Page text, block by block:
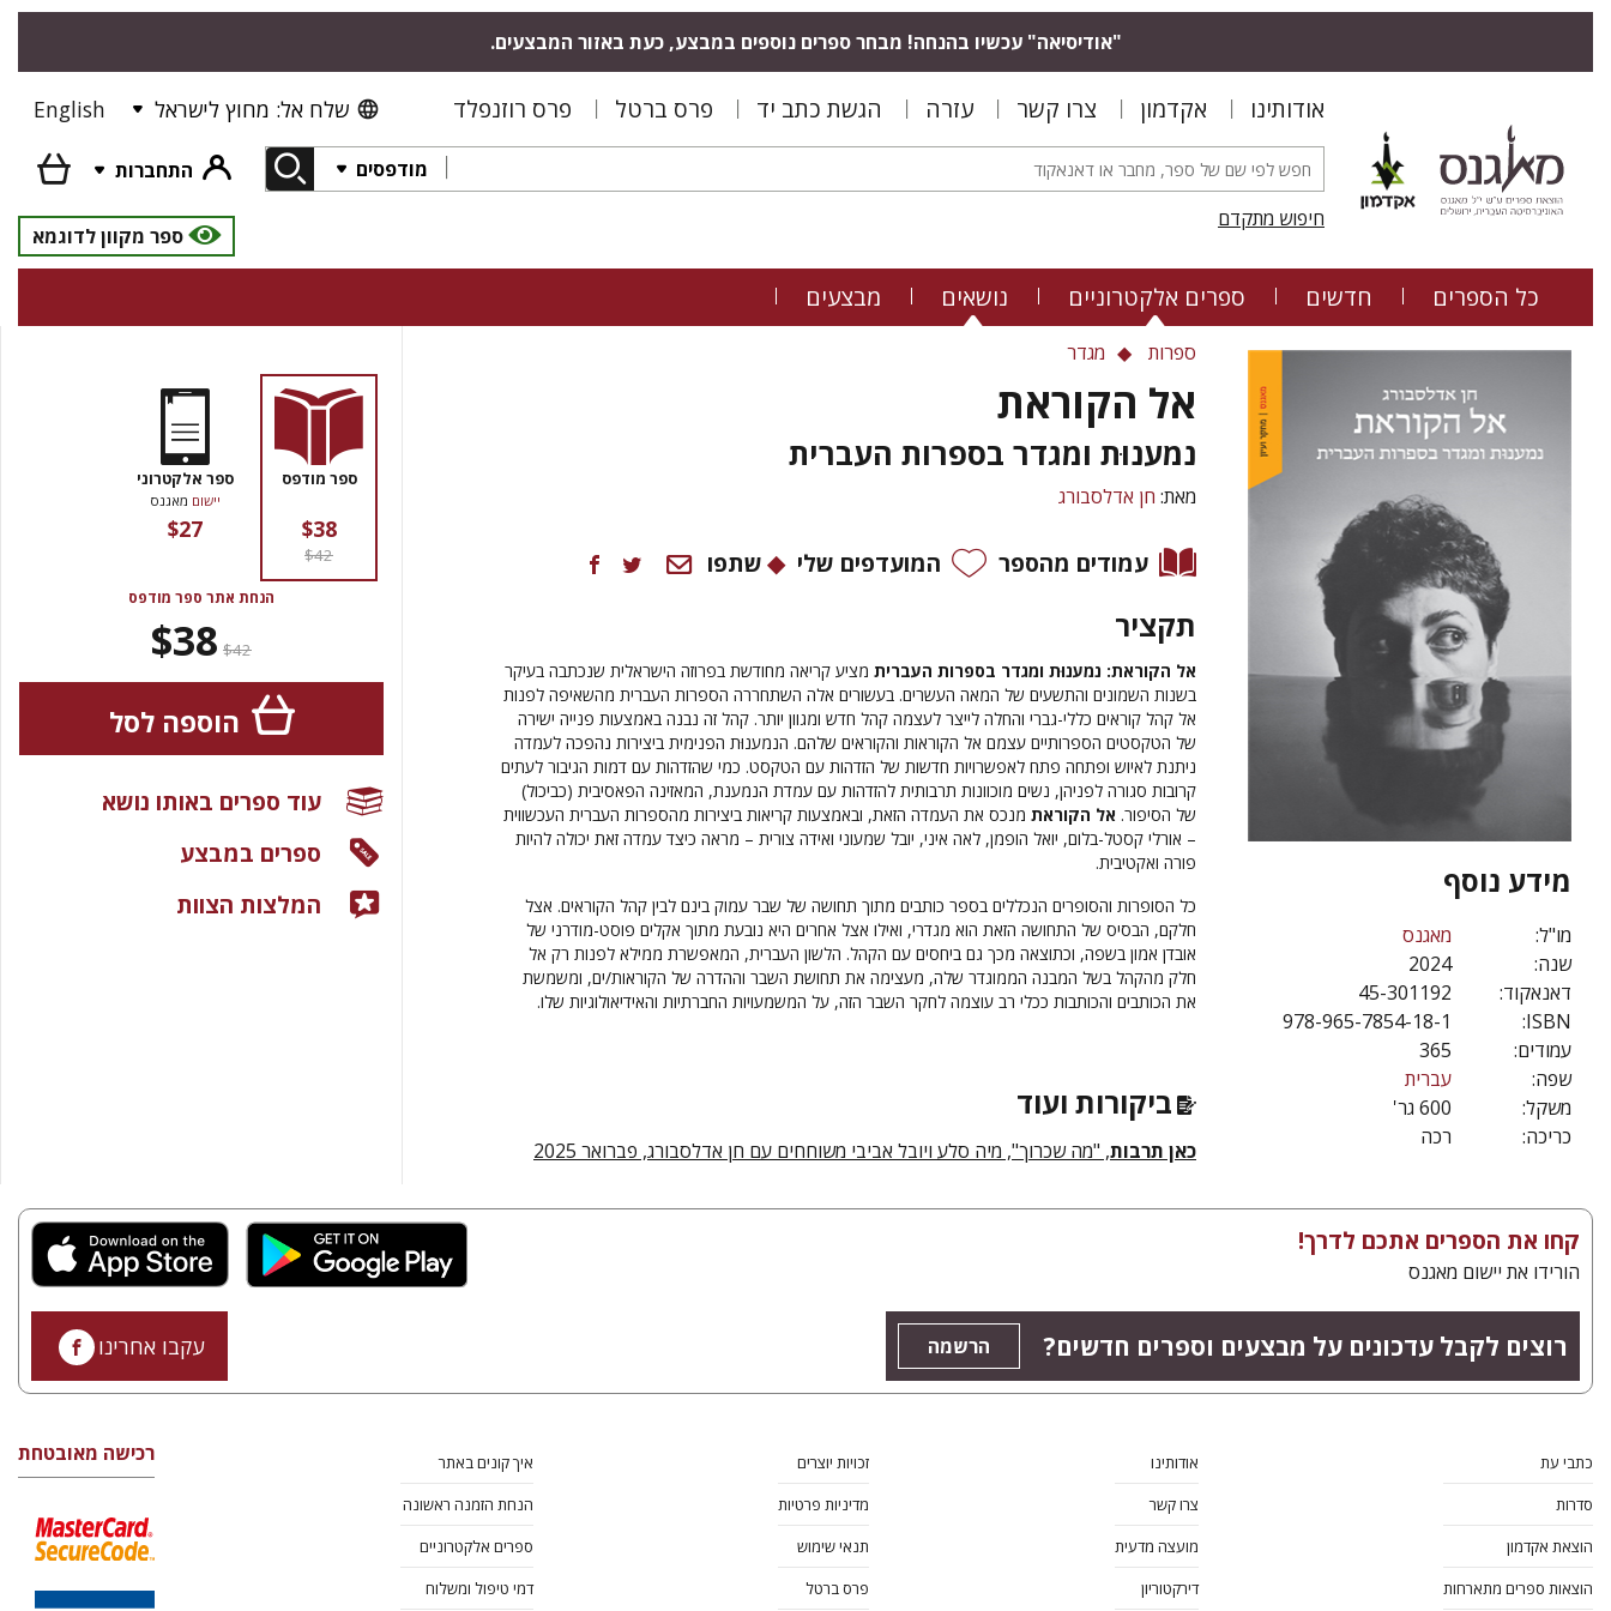
"אודיסיאה" עכשיו בהנחה! מבחר ספרים נוספים במבצע, כעת באזור המבצעים.
אודותינו אקדמון צרו קשר עזרה הגשת כתב יד פרס ברטל פרס רוזנפלד שלח אל: מחוץ לישראל English
מודפסים
התחברות
חיפוש מתקדם
ספר מקוון לדוגמא
כל הספרים חדשים ספרים אלקטרוניים נושאים מבצעים
מידע נוסף
מו"ל:
מאגנס
שנה:
2024
דאנאקוד:
45-301192
ISBN:
978-965-7854-18-1
עמודים:
365
שפה:
עברית
משקל:
600 גר'
כריכה:
רכה
ספרות מגדר
אל הקוראת
נמענוּת ומגדר בספרות העברית
מאת: חן אדלסבורג
עמודים מהספר המועדפים שלי שתפו
תקציר
אל הקוראת: נמענוּת ומגדר בספרות העברית מציע קריאה מחודשת בפרוזה הישראלית שנכתבה בעיקר
בשנות השמונים והתשעים של המאה העשרים. בעשורים אלה השתחררה הספרות העברית מהשאיפה לפנות
אל קהל קוראים כללי-גברי והחלה לייצר לעצמה קהל חדש ומגוון יותר. קהל זה נבנה באמצעות פנייה ישירה
של הטקסטים הספרותיים עצמם אל הקוראות והקוראים שלהם. הנמענוּת הפנימית ביצירות נהפכה לעמדה
ניתנת לאיוש ופתחה פתח לאפשרויות חדשות של הזדהות עם הטקסט. כמי שהזדהות עם דמות הגיבור לעתים
קרובות סגורה לפניהן, נשים מוכוונות תרבותית להזדהות עם עמדת הנמענת, המאזינה הפאסיבית (כביכול)
של הסיפור. אל הקוראת מנכס את העמדה הזאת, ובאמצעות קריאות ביצירות מהספרות העברית העכשווית
– אורלי קסטל-בלום, יואל הופמן, לאה איני, יובל שמעוני ואידה צורית – מראה כיצד עמדה זאת יכולה להיות
פורה ואקטיבית.
כל הסופרות והסופרים הנכללים בספר כותבים מתוך תחושה של שבר עמוק בינם לבין קהל הקוראים. אצל
חלקם, הבסיס של התחושה הזאת הוא מגדרי, ואילו אצל אחרים היא נובעת מתוך אקלים פוסט-מודרני של
אובדן אמון בשפה, וכתוצאה מכך גם ביחסים עם הקהל. הלשון העברית, המאפשרת ממילא לפנות רק אל
חלק מהקהל בשל המבנה הממוגדר שלה, מעצימה את תחושת השבר וההדרה של הקוראות/ים, ומשמשת
את הכותבים והכותבות ככלי רב עוצמה לחקר השבר הזה, על המשמעויות החברתיות והאידיאולוגיות שלו.
ביקורות ועוד
כאן תרבות, "מה שכרוך", מיה סלע ויובל אביבי משוחחים עם חן אדלסבורג, פברואר 2025
ספר מודפס
$38
$42
ספר אלקטרוני
יישום מאגנס
$27
הנחת אתר ספר מודפס
$42
$38
הוספה לסל
עוד ספרים באותו נושא
ספרים במבצע
המלצות הצוות
קחו את הספרים אתכם לדרך!
הורידו את יישום מאגנס
רוצים לקבל עדכונים על מבצעים וספרים חדשים? הרשמה עקבו אחרינו
כתבי עת
סדרות
הוצאת אקדמון
הוצאות ספרים מתארחות
אודותינו
צרו קשר
מועצה מדעית
דירקטוריון
זכויות יוצרים
מדיניות פרטיות
תנאי שימוש
פרס ברטל
איך קונים באתר
הנחת הזמנה ראשונה
ספרים אלקטרוניים
דמי טיפול ומשלוח
רכישה מאובטחת